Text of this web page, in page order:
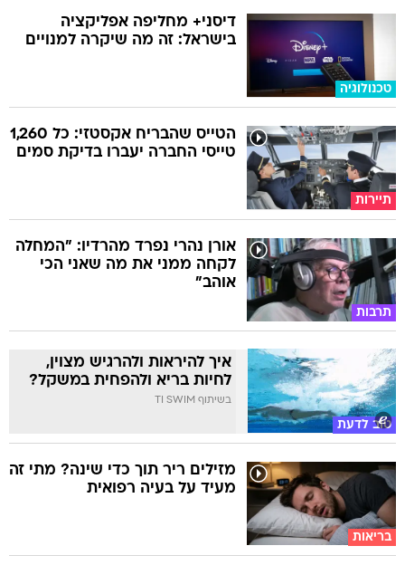
טכנולוגיה
דיסני+ מחליפה אפליקציה
בישראל: זה מה שיקרה למנויים
תיירות
הטייס שהבריח אקסטזי: כל 1,260
טייסי החברה יעברו בדיקת סמים
תרבות
אורן נהרי נפרד מהרדיו: "המחלה
לקחה ממני את מה שאני הכי
אוהב"
טוב לדעת
איך להיראות ולהרגיש מצוין,
לחיות בריא ולהפחית במשקל?
בשיתוף TI SWIM
בריאות
מזילים ריר תוך כדי שינה? מתי זה
מעיד על בעיה רפואית